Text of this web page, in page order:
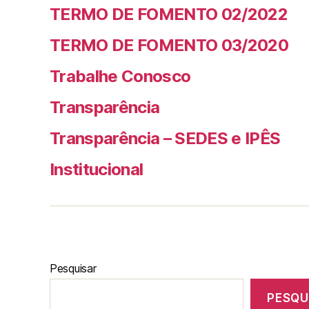
TERMO DE FOMENTO 02/2022
TERMO DE FOMENTO 03/2020
Trabalhe Conosco
Transparência
Transparência – SEDES e IPÊS
Institucional
Pesquisar